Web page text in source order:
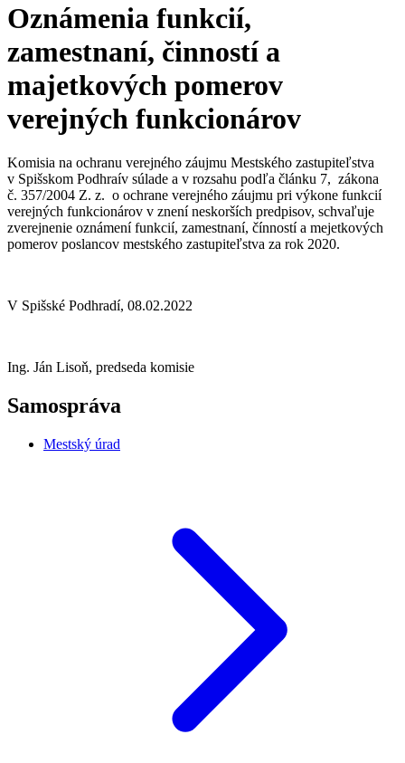
Oznámenia funkcií,
zamestnaní, činností a
majetkových pomerov
verejných funkcionárov
Komisia na ochranu verejného záujmu Mestského zastupiteľstva
v Spišskom Podhraív súlade a v rozsahu podľa článku 7, zákona
č. 357/2004 Z. z. o ochrane verejného záujmu pri výkone funkcií
verejných funkcionárov v znení neskorších predpisov, schvaľuje
zverejnenie oznámení funkcií, zamestnaní, čínností a mejetkových
pomerov poslancov mestského zastupiteľstva za rok 2020.
V Spišské Podhradí, 08.02.2022
Ing. Ján Lisoň, predseda komisie
Samospráva
Mestský úrad